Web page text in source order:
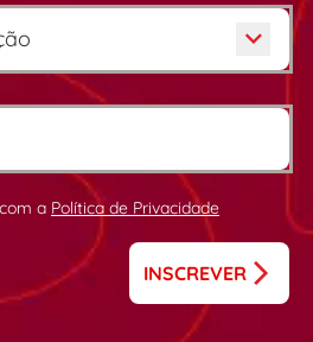
a Política de Privacidade
INSCREVER